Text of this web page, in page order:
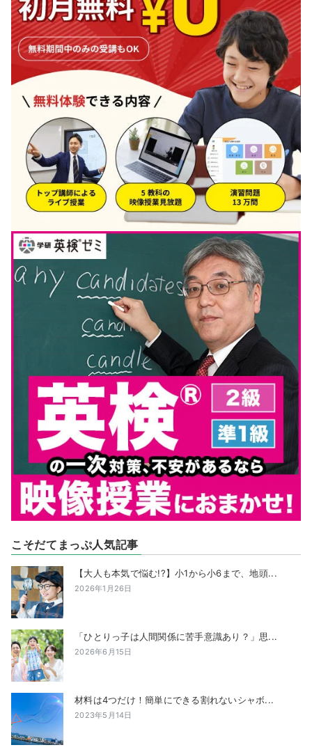
こそだてまっぷ人気記事
【大人も本気で悩む!?】小1から小6まで、地頭...
2026年1月26日
「ひとりっ子は人間関係に苦手意識あり？」思...
2026年6月15日
材料は4つだけ！簡単にできる割れないシャボ...
2023年5月14日